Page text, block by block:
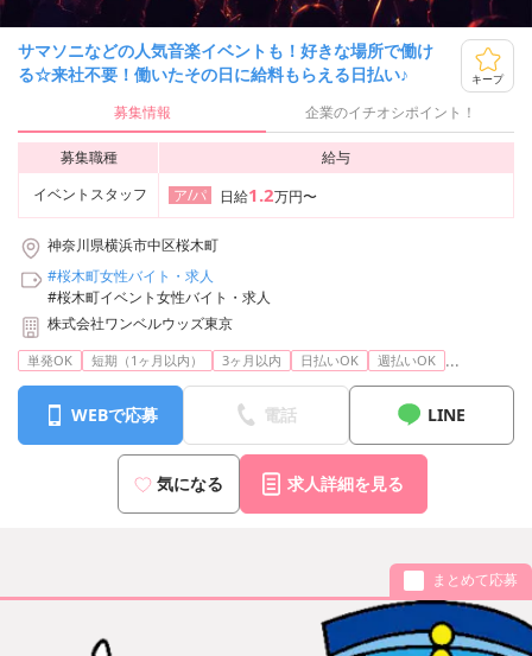
サマソニなどの人気音楽イベントも！好きな場所で働け
る☆来社不要！働いたその日に給料もらえる日払い♪
キープ
募集情報 企業のイチオシポイント！
募集職種
給与
イベントスタッフ
ア/パ 日給1.2万円〜
神奈川県横浜市中区桜木町
#桜木町女性バイト・求人
#桜木町イベント女性バイト・求人
株式会社ワンベルウッズ東京
単発OK 短期（1ヶ月以内） 3ヶ月以内 日払いOK 週払いOK ...
WEBで応募 電話 LINE
気になる 求人詳細を見る
まとめて応募